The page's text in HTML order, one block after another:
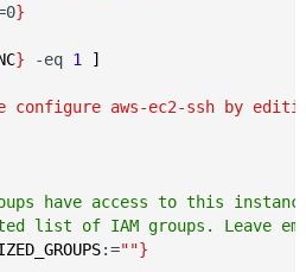
}
} -eq 1
]
configure aws-ec2-ssh by
have access to this
list of IAM groups. Leave
:=""}